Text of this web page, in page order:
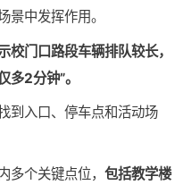
景中发挥作用。
校门口路段车辆排队较长，
多2分钟”。
到入口、停车点和活动场
多个关键点位， 包括教学楼